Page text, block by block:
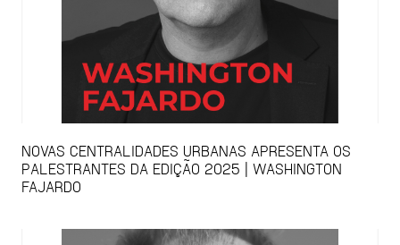
NOVAS CENTRALIDADES URBANAS APRESENTA OS
PALESTRANTES DA EDIÇÃO 2025 | WASHINGTON
FAJARDO